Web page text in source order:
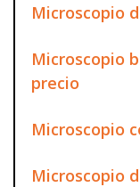
Microscopio
Microscopio
precio
Microscopio
Microscopio